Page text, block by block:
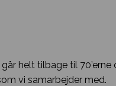
helt tilbage til 70’erne
vi samarbejder med.